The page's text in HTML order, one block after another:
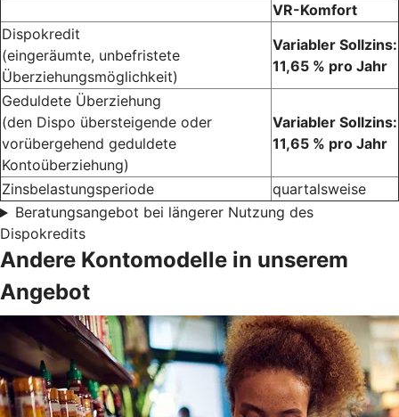
VR-Komfort
Dispokredit
(eingeräumte, unbefristete
Überziehungsmöglichkeit)
Variabler Sollzins:
11,65 % pro Jahr
Geduldete Überziehung
(den Dispo übersteigende oder
vorübergehend geduldete
Kontoüberziehung)
Variabler Sollzins:
11,65 % pro Jahr
Zinsbelastungsperiode
quartalsweise
Beratungsangebot bei längerer Nutzung des
Dispokredits
Andere Kontomodelle in unserem
Angebot